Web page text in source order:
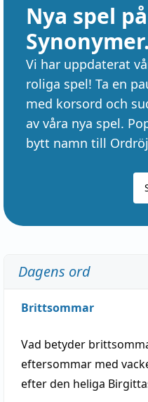
Nya spel på
Vi har uppdaterat
roliga spel! Ta en
med korsord och
av våra nya spel.
bytt namn till
Dagens ord
Brittsommar
Vad betyder
eftersommar med
efter den heliga